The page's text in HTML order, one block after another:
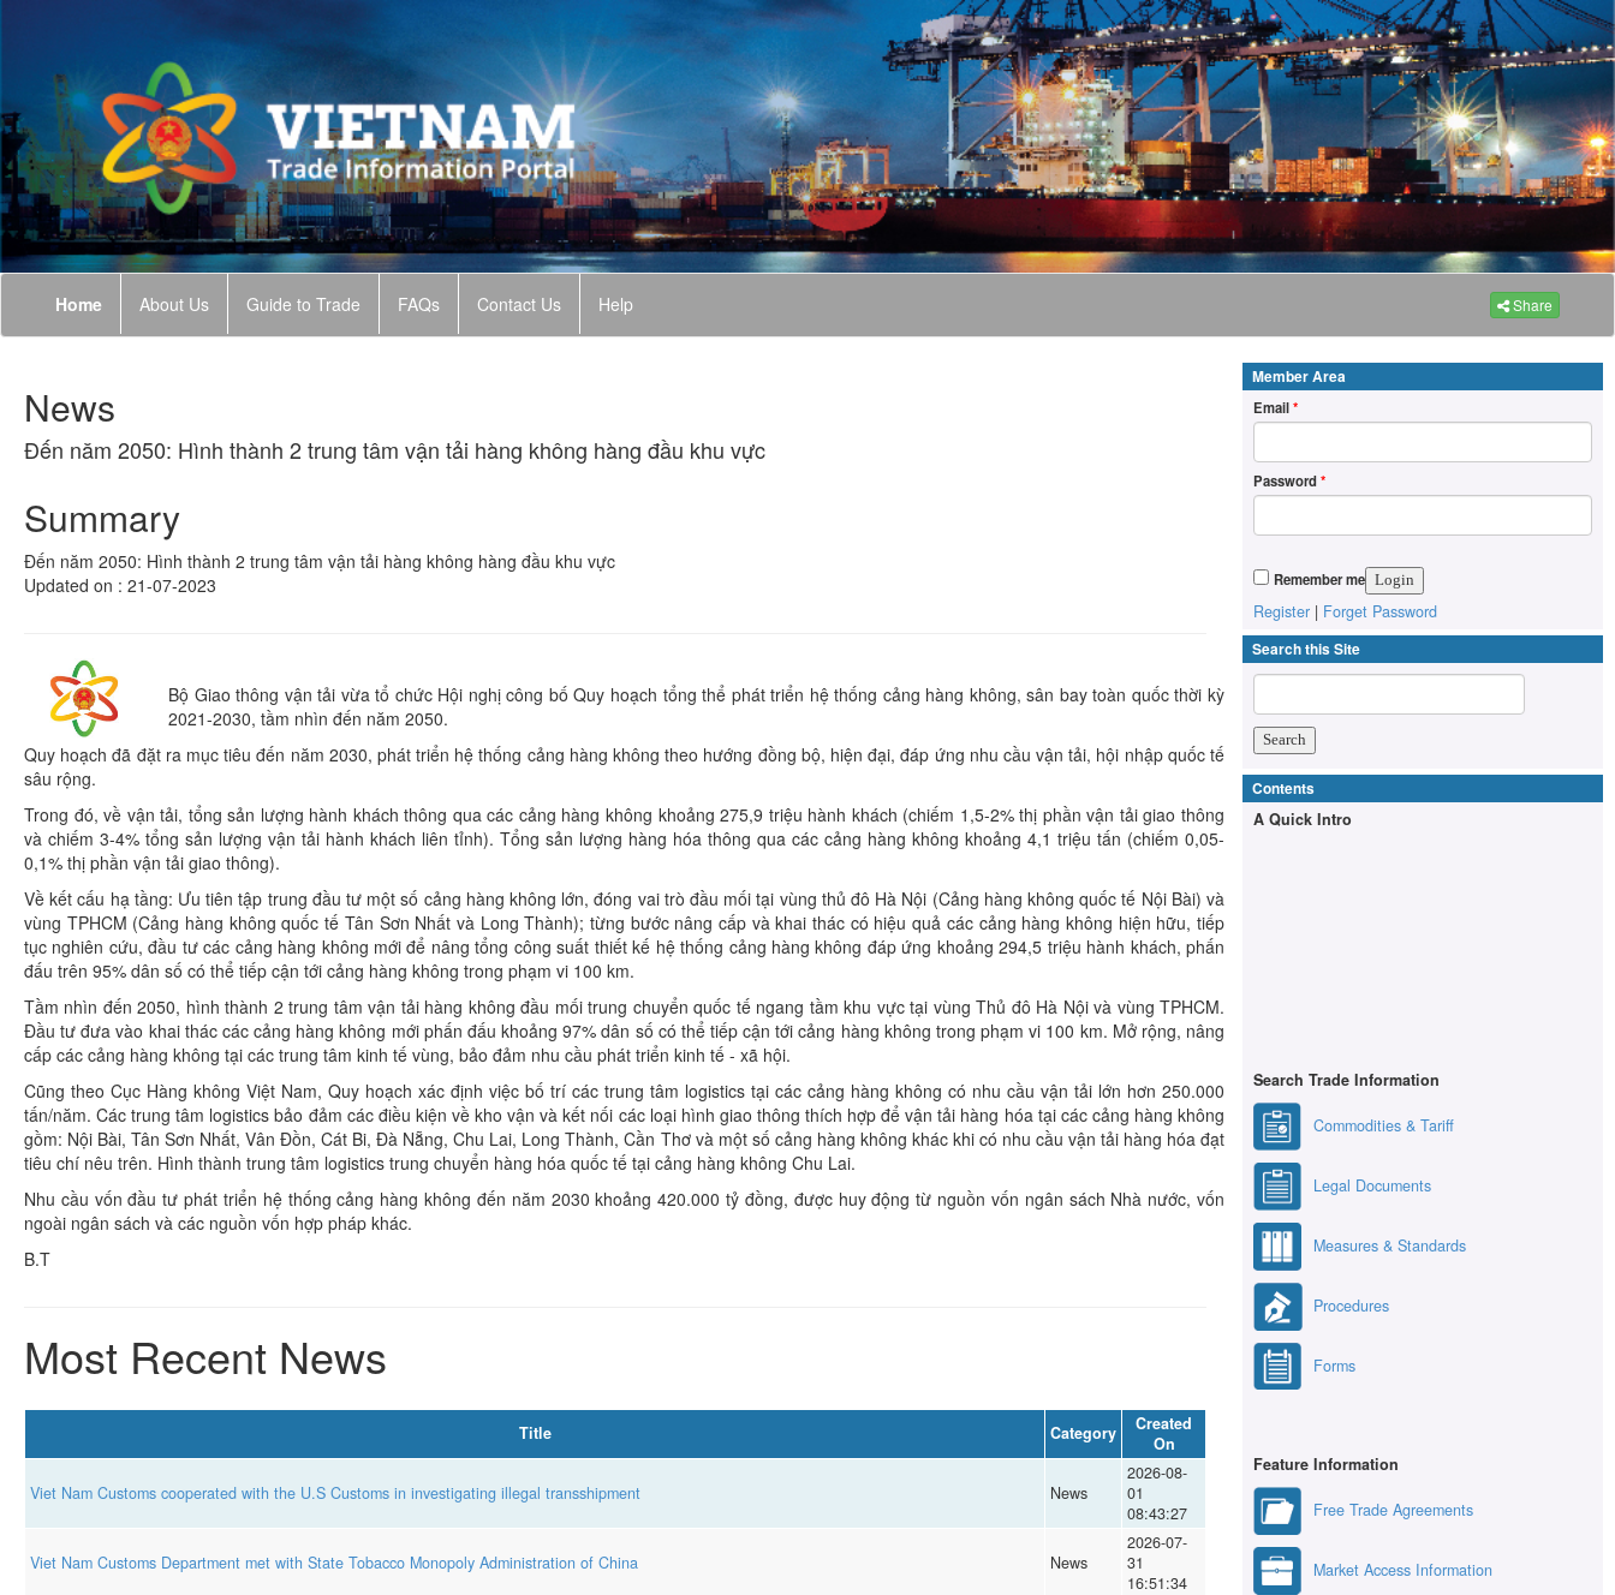
Home About Us Guide to Trade FAQs Contact Us Help Share
News
Đến năm 2050: Hình thành 2 trung tâm vận tải hàng không hàng đầu khu vực
Summary
Đến năm 2050: Hình thành 2 trung tâm vận tải hàng không hàng đầu khu vực
Updated on : 21-07-2023
Bộ Giao thông vận tải vừa tổ chức Hội nghị công bố Quy hoạch tổng thể phát triển hệ thống cảng hàng không, sân bay toàn quốc thời kỳ
2021-2030, tầm nhìn đến năm 2050.
Quy hoạch đã đặt ra mục tiêu đến năm 2030, phát triển hệ thống cảng hàng không theo hướng đồng bộ, hiện đại, đáp ứng nhu cầu vận tải, hội nhập quốc tế
sâu rộng.
Trong đó, về vận tải, tổng sản lượng hành khách thông qua các cảng hàng không khoảng 275,9 triệu hành khách (chiếm 1,5-2% thị phần vận tải giao thông
và chiếm 3-4% tổng sản lượng vận tải hành khách liên tỉnh). Tổng sản lượng hàng hóa thông qua các cảng hàng không khoảng 4,1 triệu tấn (chiếm 0,05-
0,1% thị phần vận tải giao thông).
Về kết cấu hạ tầng: Ưu tiên tập trung đầu tư một số cảng hàng không lớn, đóng vai trò đầu mối tại vùng thủ đô Hà Nội (Cảng hàng không quốc tế Nội Bài) và
vùng TPHCM (Cảng hàng không quốc tế Tân Sơn Nhất và Long Thành); từng bước nâng cấp và khai thác có hiệu quả các cảng hàng không hiện hữu, tiếp
tục nghiên cứu, đầu tư các cảng hàng không mới để nâng tổng công suất thiết kế hệ thống cảng hàng không đáp ứng khoảng 294,5 triệu hành khách, phấn
đấu trên 95% dân số có thể tiếp cận tới cảng hàng không trong phạm vi 100 km.
Tầm nhìn đến 2050, hình thành 2 trung tâm vận tải hàng không đầu mối trung chuyển quốc tế ngang tầm khu vực tại vùng Thủ đô Hà Nội và vùng TPHCM.
Đầu tư đưa vào khai thác các cảng hàng không mới phấn đấu khoảng 97% dân số có thể tiếp cận tới cảng hàng không trong phạm vi 100 km. Mở rộng, nâng
cấp các cảng hàng không tại các trung tâm kinh tế vùng, bảo đảm nhu cầu phát triển kinh tế - xã hội.
Cũng theo Cục Hàng không Việt Nam, Quy hoạch xác định việc bố trí các trung tâm logistics tại các cảng hàng không có nhu cầu vận tải lớn hơn 250.000
tấn/năm. Các trung tâm logistics bảo đảm các điều kiện về kho vận và kết nối các loại hình giao thông thích hợp để vận tải hàng hóa tại các cảng hàng không
gồm: Nội Bài, Tân Sơn Nhất, Vân Đồn, Cát Bi, Đà Nẵng, Chu Lai, Long Thành, Cần Thơ và một số cảng hàng không khác khi có nhu cầu vận tải hàng hóa đạt
tiêu chí nêu trên. Hình thành trung tâm logistics trung chuyển hàng hóa quốc tế tại cảng hàng không Chu Lai.
Nhu cầu vốn đầu tư phát triển hệ thống cảng hàng không đến năm 2030 khoảng 420.000 tỷ đồng, được huy động từ nguồn vốn ngân sách Nhà nước, vốn
ngoài ngân sách và các nguồn vốn hợp pháp khác.
B.T
Most Recent News
Title Category
Created
On
Viet Nam Customs cooperated with the U.S Customs in investigating illegal transshipment News
2026-08-
01
08:43:27
Viet Nam Customs Department met with State Tobacco Monopoly Administration of China News
2026-07-
31
16:51:34
Member Area
Email*
Password*
Remember me
Register | Forget Password
Search this Site
Contents
A Quick Intro
Search Trade Information
Commodities & Tariff
Legal Documents
Measures & Standards
Procedures
Forms
Feature Information
Free Trade Agreements
Market Access Information